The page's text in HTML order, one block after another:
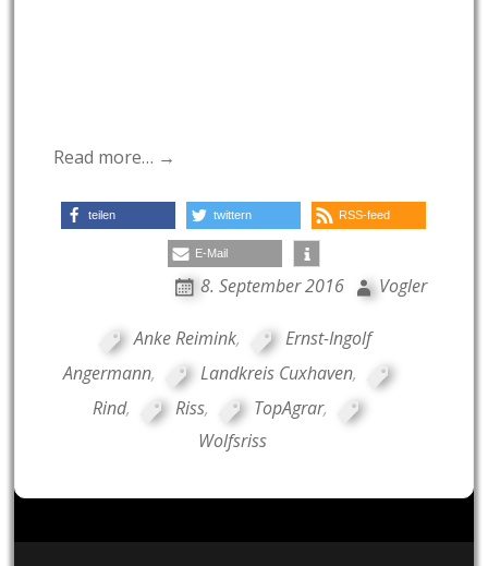
Read more… →
teilen twittern RSS-feed
E-Mail
8. September 2016 Vogler
Anke Reimink,
Ernst-Ingolf
Angermann, Landkreis Cuxhaven,
Rind, Riss, TopAgrar,
Wolfsriss